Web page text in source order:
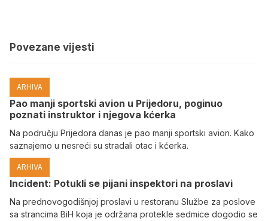
Povezane vijesti
ARHIVA
Pao manji sportski avion u Prijedoru, poginuo
poznati instruktor i njegova kćerka
Na području Prijedora danas je pao manji sportski avion. Kako
saznajemo u nesreći su stradali otac i kćerka.
ARHIVA
Incident: Potukli se pijani inspektori na proslavi
Na prednovogodišnjoj proslavi u restoranu Službe za poslove
sa strancima BiH koja je održana protekle sedmice dogodio se